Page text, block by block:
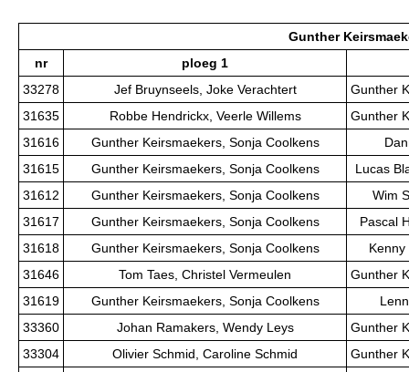
Gunther
nr
ploeg 1
33278
Jef Bruynseels, Joke Verachtert
Gunther
31635
Robbe Hendrickx, Veerle Willems
Gunther
31616
Gunther Keirsmaekers, Sonja Coolkens
31615
Gunther Keirsmaekers, Sonja Coolkens
Lucas
31612
Gunther Keirsmaekers, Sonja Coolkens
Wim
31617
Gunther Keirsmaekers, Sonja Coolkens
Pascal
31618
Gunther Keirsmaekers, Sonja Coolkens
Kenny
31646
Tom Taes, Christel Vermeulen
Gunther
31619
Gunther Keirsmaekers, Sonja Coolkens
33360
Johan Ramakers, Wendy Leys
Gunther
33304
Olivier Schmid, Caroline Schmid
Gunther